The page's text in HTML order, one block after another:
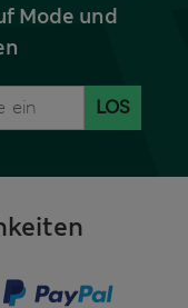
Mode und
LOS